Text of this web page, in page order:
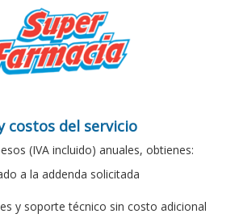
costos del servicio
(IVA incluido) anuales, obtienes:
a la addenda solicitada
y soporte técnico sin costo adicional